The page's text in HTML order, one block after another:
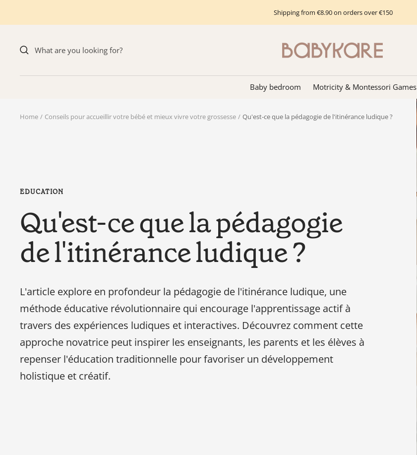
Shipping from €8.90 on orders over €150
Babykare
Chambre
petite-
avez
besoin
en
tant
parents
votre
enfant,
pour
grossesse
Baby bedroom Motricity & Montessori Games
Home Conseils pour accueillir votre bébé et mieux vivre votre grossesse Qu'est-ce que la pédagogie de l'itinérance ludique ?
EDUCATION
Qu'est-ce que la pédagogie
de l'itinérance ludique ?
L'article explore en profondeur la pédagogie de l'itinérance ludique, une
méthode éducative révolutionnaire qui encourage l'apprentissage actif à
travers des expériences ludiques et interactives. Découvrez comment cette
approche novatrice peut inspirer les enseignants, les parents et les élèves à
repenser l'éducation traditionnelle pour favoriser un développement
holistique et créatif.